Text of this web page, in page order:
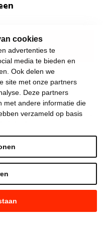
cookies
advertenties te
media te bieden en
Ook delen we
site met onze partners
Deze partners
met andere informatie die
verzameld op basis
—Cookieverklaring